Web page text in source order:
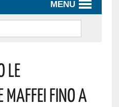
MENU
Le
Maffei Fino A